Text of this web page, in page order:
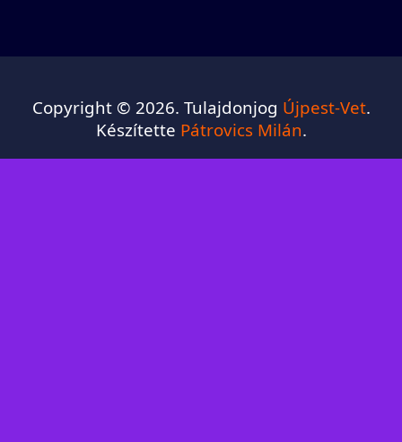
Copyright © 2026. Tulajdonjog Újpest-Vet.
Készítette Pátrovics Milán.